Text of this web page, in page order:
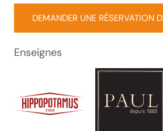
DEMANDER UNE RÉSERVATION
Enseignes